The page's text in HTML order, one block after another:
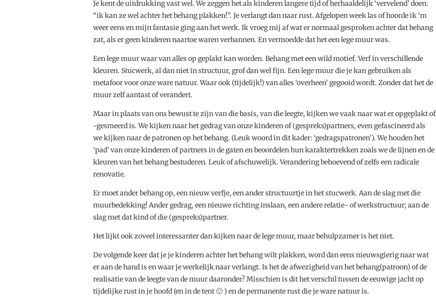
Je kent de uitdrukking vast wel. We zeggen het als kinderen langere tijd of herhaaldelijk ‘vervelend’ doen:
“ik kan ze wel achter het behang plakken!”. Je verlangt dan naar rust. Afgelopen week las of hoorde ik ‘m
weer eens en mijn fantasie ging aan het werk. Ik vroeg mij af wat er normaal gesproken achter dat behang
zat, als er geen kinderen naartoe waren verbannen. En vermoedde dat het een lege muur was.
Een lege muur waar van alles op geplakt kan worden. Behang met een wild motief. Verf in verschillende
kleuren. Stucwerk, al dan niet in structuur, grof dan wel fijn. Een lege muur die je kan gebruiken als
metafoor voor onze ware natuur. Waar ook (tijdelijk!) van alles ‘overheen’ gegooid wordt. Zonder dat het de
muur zelf aantast of verandert.
Maar in plaats van ons bewust te zijn van die basis, van die leegte, kijken we vaak naar wat er opgeplakt of
-gesmeerd is. We kijken naar het gedrag van onze kinderen of (gespreks)partners, even gefascineerd als
we kijken naar de patronen op het behang. (Leuk woord in dit kader: ‘gedragspatronen’). We houden het
‘pad’ van onze kinderen of partners in de gaten en beoordelen hun karaktertrekken zoals we de lijnen en de
kleuren van het behang bestuderen. Leuk of afschuwelijk. Verandering behoevend of zelfs een radicale
renovatie.
Er moet ander behang op, een nieuw verfje, een ander structuurtje in het stucwerk. Aan de slag met die
muurbedekking! Ander gedrag, een nieuwe richting inslaan, een andere relatie- of werkstructuur; aan de
slag met dat kind of die (gespreks)partner.
Het lijkt ook zoveel interessanter dan kijken naar de lege muur, maar behulpzamer is het niet.
De volgende keer dat je je kinderen achter het behang wilt plakken, word dan eens nieuwsgierig naar wat
er aan de hand is en waar je werkelijk naar verlangt. Is het de afwezigheid van het behang(patroon) of de
realisatie van de leegte van de muur daaronder? Misschien is dit het verschil tussen de eeuwige jacht op
tijdelijke rust in je hoofd (en in de tent 🙂 ) en de permanente rust die je ware natuur is.